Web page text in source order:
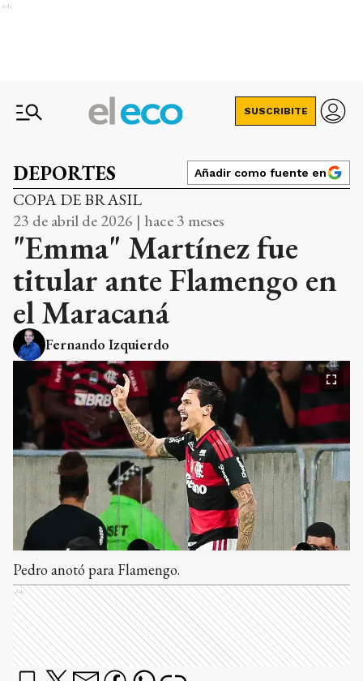
Ads
SUSCRIBITE
DEPORTES Añadir como fuente en
COPA DE BRASIL
23 de abril de 2026 | hace 3 meses
"Emma" Martínez fue
titular ante Flamengo en
el Maracaná
Fernando Izquierdo
Pedro anotó para Flamengo.
Ads